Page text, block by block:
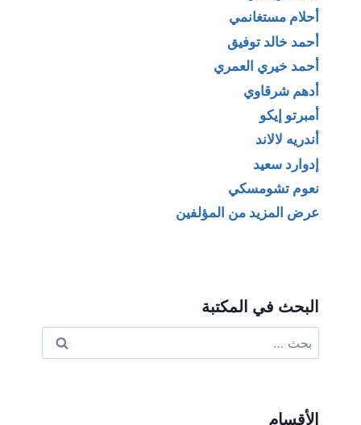
أحلام مستغانمي
أحمد خالد توفيق
أحمد خيري العمري
أدهم شرقاوي
أمبرتو إيكو
أندريه لالاند
إدوارد سعيد
نعوم تشومسكي
عرض المزيد من المؤلفين
البحث في المكتبة
عن:
الأقسام